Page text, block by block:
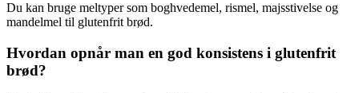
Du kan bruge meltyper som boghvedemel, rismel, majsstivelse og
mandelmel til glutenfrit brød.
Hvordan opnår man en god konsistens i glutenfrit
brød?